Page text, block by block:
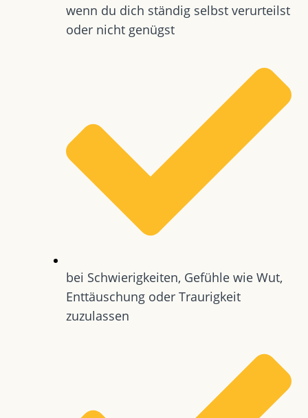
wenn du dich ständig selbst verurteilst
oder nicht genügst
bei Schwierigkeiten, Gefühle wie Wut,
Enttäuschung oder Traurigkeit
zuzulassen